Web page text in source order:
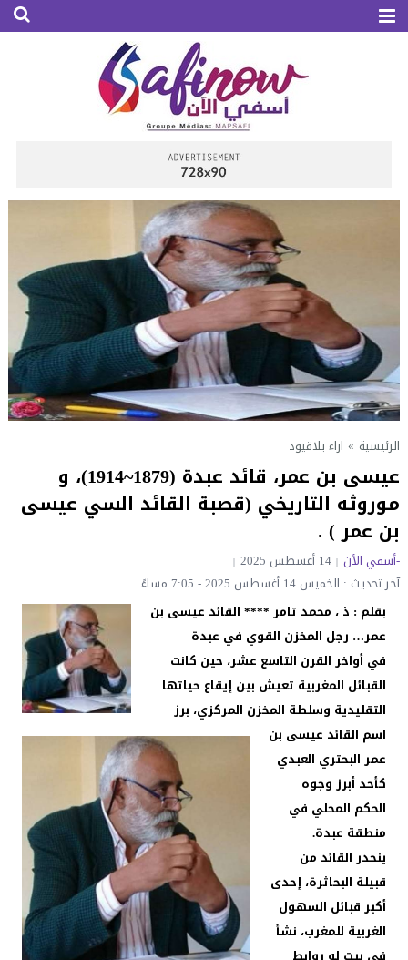
الرئيسية » اراء بلاقيود
عيسى بن عمر، قائد عبدة (1879~1914)، و
موروثه التاريخي (قصبة القائد السي عيسى
بن عمر ) .
-أسفي الأن 14 أغسطس 2025
آخر تحديث : الخميس 14 أغسطس 2025 - 7:05 مساءً
بقلم : ذ ، محمد تامر **** القائد عيسى بن
عمر… رجل المخزن القوي في عبدة
في أواخر القرن التاسع عشر، حين كانت
القبائل المغربية تعيش بين إيقاع حياتها
التقليدية وسلطة المخزن المركزي، برز
اسم القائد عيسى بن
عمر البحتري العبدي
كأحد أبرز وجوه
الحكم المحلي في
منطقة عبدة.
ينحدر القائد من
قبيلة البحاثرة، إحدى
أكبر قبائل السهول
الغربية للمغرب، نشأ